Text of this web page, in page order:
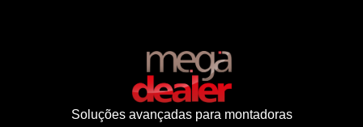
Soluções avançadas para montadoras